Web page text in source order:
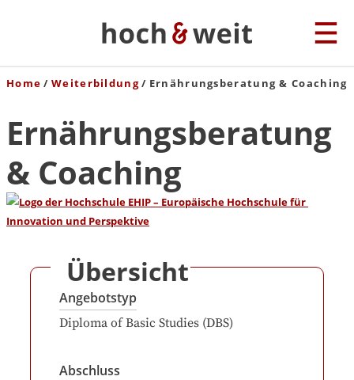
Home Weiterbildung Ernährungsberatung & Coaching
Ernährungsberatung
& Coaching
Übersicht
Angebotstyp
Diploma of Basic Studies (DBS)
Abschluss